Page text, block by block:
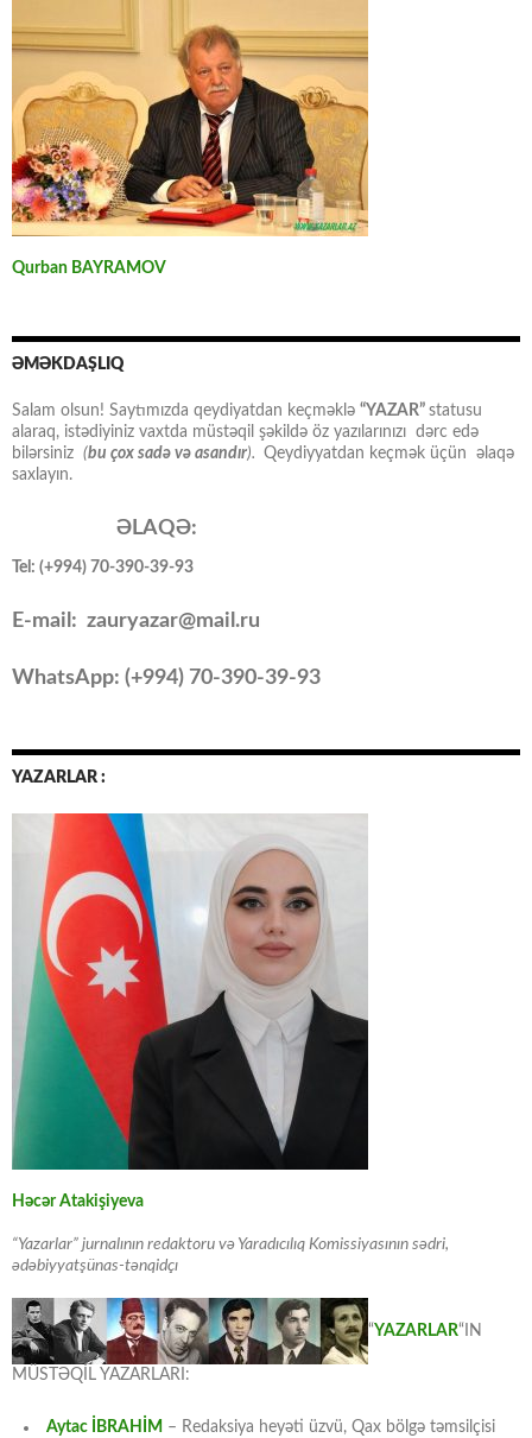
Qurban BAYRAMOV
ƏMƏKDAŞLIQ
Salam olsun! Saytımızda qeydiyatdan keçməklə “YAZAR” statusu
alaraq, istədiyiniz vaxtda müstəqil şəkildə öz yazılarınızı dərc edə
bilərsiniz (bu çox sadə və asandır). Qeydiyyatdan keçmək üçün əlaqə
saxlayın.
ƏLAQƏ:
Tel: (+994) 70-390-39-93
E-mail: zauryazar@mail.ru
WhatsApp: (+994) 70-390-39-93
YAZARLAR :
Həcər Atakişiyeva
“Yazarlar” jurnalının redaktoru və Yaradıcılıq Komissiyasının sədri,
ədəbiyyatşünas-tənqidçı
“YAZARLAR“IN
MÜSTƏQİL YAZARLARI:
Aytac İBRAHİM – Redaksiya heyəti üzvü, Qax bölgə təmsilçisi